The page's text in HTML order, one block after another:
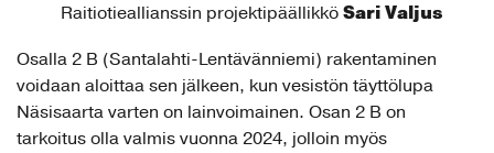
Raitiotieallianssin projektipäällikkö Sari Valjus
Osalla 2 B (Santalahti-Lentävänniemi) rakentaminen
voidaan aloittaa sen jälkeen, kun vesistön täyttölupa
Näsisaarta varten on lainvoimainen. Osan 2 B on
tarkoitus olla valmis vuonna 2024, jolloin myös